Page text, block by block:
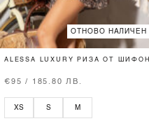
ОТНОВО НАЛИЧЕН
ALESSA LUXURY РИЗА ОТ ШИФОН
€95 / 185.80 ЛВ.
XS S M